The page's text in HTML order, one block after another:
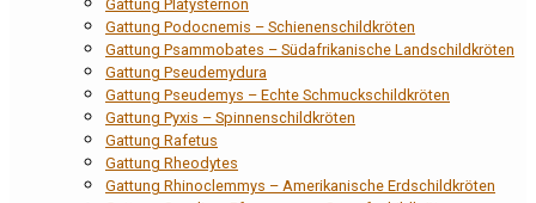
Gattung Platysternon
Gattung Podocnemis – Schienenschildkröten
Gattung Psammobates – Südafrikanische Landschildkröten
Gattung Pseudemydura
Gattung Pseudemys – Echte Schmuckschildkröten
Gattung Pyxis – Spinnenschildkröten
Gattung Rafetus
Gattung Rheodytes
Gattung Rhinoclemmys – Amerikanische Erdschildkröten